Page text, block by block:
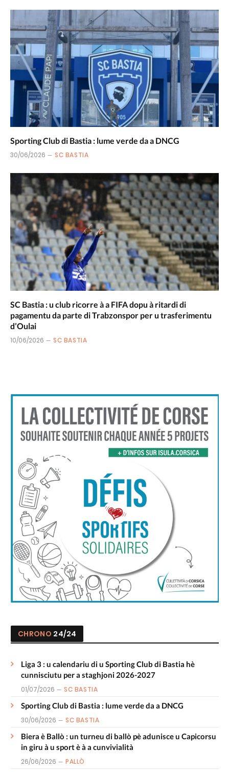
Sporting Club di Bastia : lume verde da a DNCG
30/06/2026 SC BASTIA
SC Bastia : u club ricorre à a FIFA dopu à ritardi di
pagamentu da parte di Trabzonspor per u trasferimentu
d’Oulai
10/06/2026 SC BASTIA
CHRONO 24/24
Liga 3 : u calendariu di u Sporting Club di Bastia hè
cunnisciutu per a staghjoni 2026-2027
01/07/2026 SC BASTIA
Sporting Club di Bastia : lume verde da a DNCG
30/06/2026 SC BASTIA
Biera è Ballò : un turneu di ballò pè adunisce u Capicorsu
in giru à u sport è à a cunvivialità
26/06/2026 PALLÒ